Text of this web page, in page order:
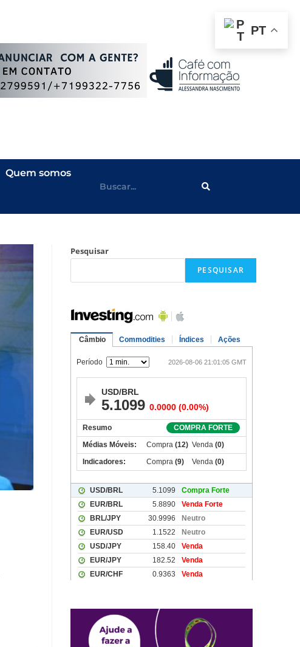
Quem somos
Pesquisar
PESQUISAR
PT